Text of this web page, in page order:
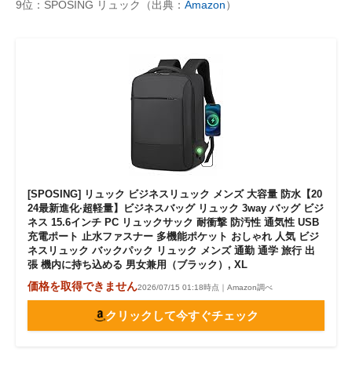
9位：SPOSING リュック（出典： Amazon）
[SPOSING] リュック ビジネスリュック メンズ 大容量 防水【20
24最新進化·超軽量】ビジネスバッグ リュック 3way バッグ ビジ
ネス 15.6インチ PC リュックサック 耐衝撃 防汚性 通気性 USB
充電ポート 止水ファスナー 多機能ポケット おしゃれ 人気 ビジ
ネスリュック バックパック リュック メンズ 通勤 通学 旅行 出
張 機内に持ち込める 男女兼用（ブラック）, XL
価格を取得できません2026/07/15 01:18時点｜Amazon調べ
クリックして今すぐチェック